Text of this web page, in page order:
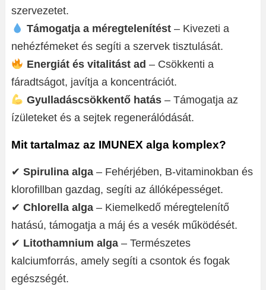
szervezetet.
Támogatja a méregtelenítést– Kivezeti a
nehézfémeket és segíti a szervek tisztulását.
Energiát és vitalitást ad – Csökkenti a
fáradtságot, javítja a koncentrációt.
Gyulladáscsökkentő hatás– Támogatja az
ízületeket és a sejtek regenerálódását.
Mit tartalmaz az IMUNEX alga komplex?
✔ Spirulina alga – Fehérjében, B-vitaminokban és
klorofillban gazdag, segíti az állóképességet.
✔ Chlorella alga – Kiemelkedő méregtelenítő
hatású, támogatja a máj és a vesék működését.
✔ Litothamnium alga – Természetes
kalciumforrás, amely segíti a csontok és fogak
egészségét.